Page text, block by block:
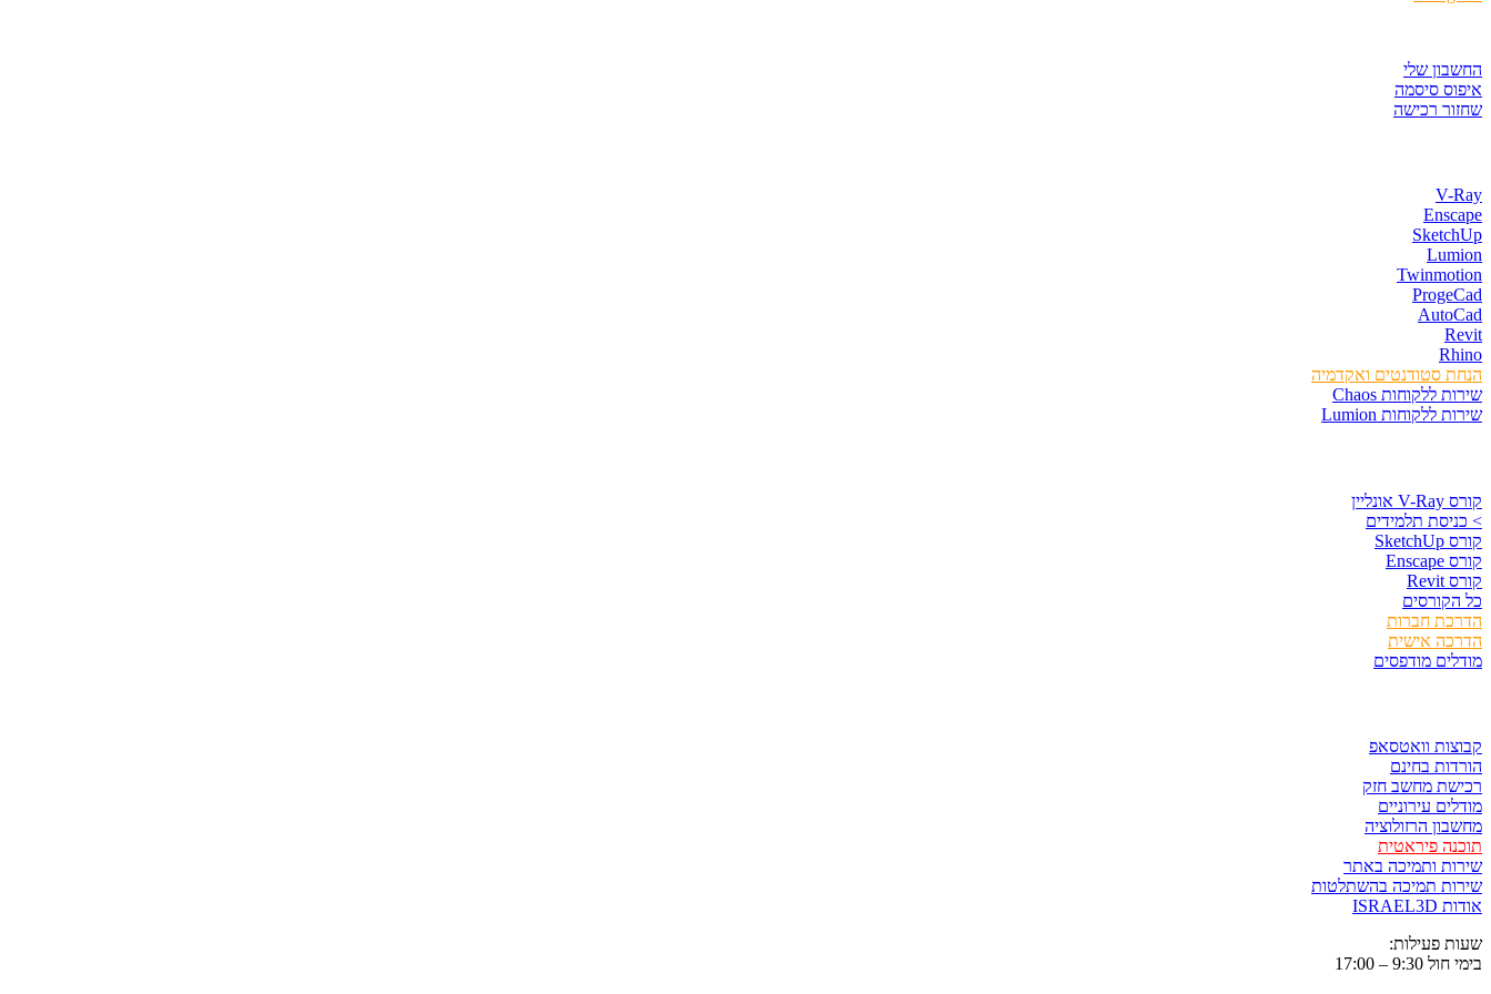
החשבון שלי
איפוס סיסמה
שחזור רכישה
V-Ray
Enscape
SketchUp
Lumion
Twinmotion
ProgeCad
AutoCad
Revit
Rhino
הנחת סטודנטים ואקדמיה
שירות ללקוחות Chaos
שירות ללקוחות Lumion
קורס V-Ray אונליין
> כניסת תלמידים
קורס SketchUp
קורס Enscape
קורס Revit
כל הקורסים
הדרכת חברות
הדרכה אישית
מודלים מודפסים
קבוצות וואטסאפ
הורדות בחינם
רכישת מחשב חזק
מודלים עירוניים
מחשבון הרזולוציה
תוכנה פיראטית
שירות ותמיכה באתר
שירות תמיכה בהשתלטות
אודות ISRAEL3D
שעות פעילות:
בימי חול 9:30 – 17:00